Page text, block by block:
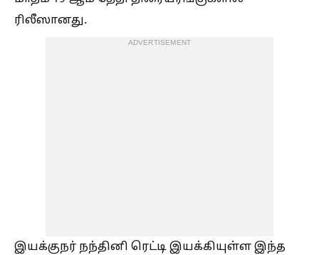
ரிலீஸானது.
ADVERTISEMENT
இயக்குநர் நந்தினி ரெட்டி இயக்கியுள்ள இந்த